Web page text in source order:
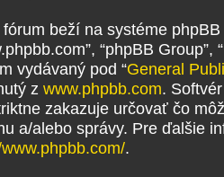
beží na systéme phpBB
“phpBB
vydávaný pod “General
z www.phpbb.com.
zakazuje určovať čo
a/alebo správy. Pre ďalšie
.